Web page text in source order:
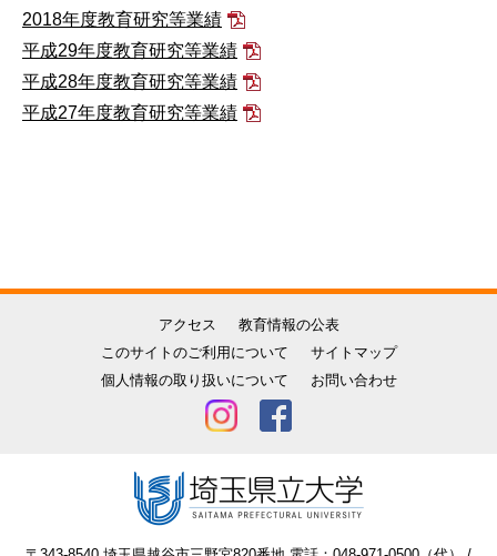
2018年度教育研究等業績
平成29年度教育研究等業績
平成28年度教育研究等業績
平成27年度教育研究等業績
アクセス
教育情報の公表
このサイトのご利用について
サイトマップ
個人情報の取り扱いについて
お問い合わせ